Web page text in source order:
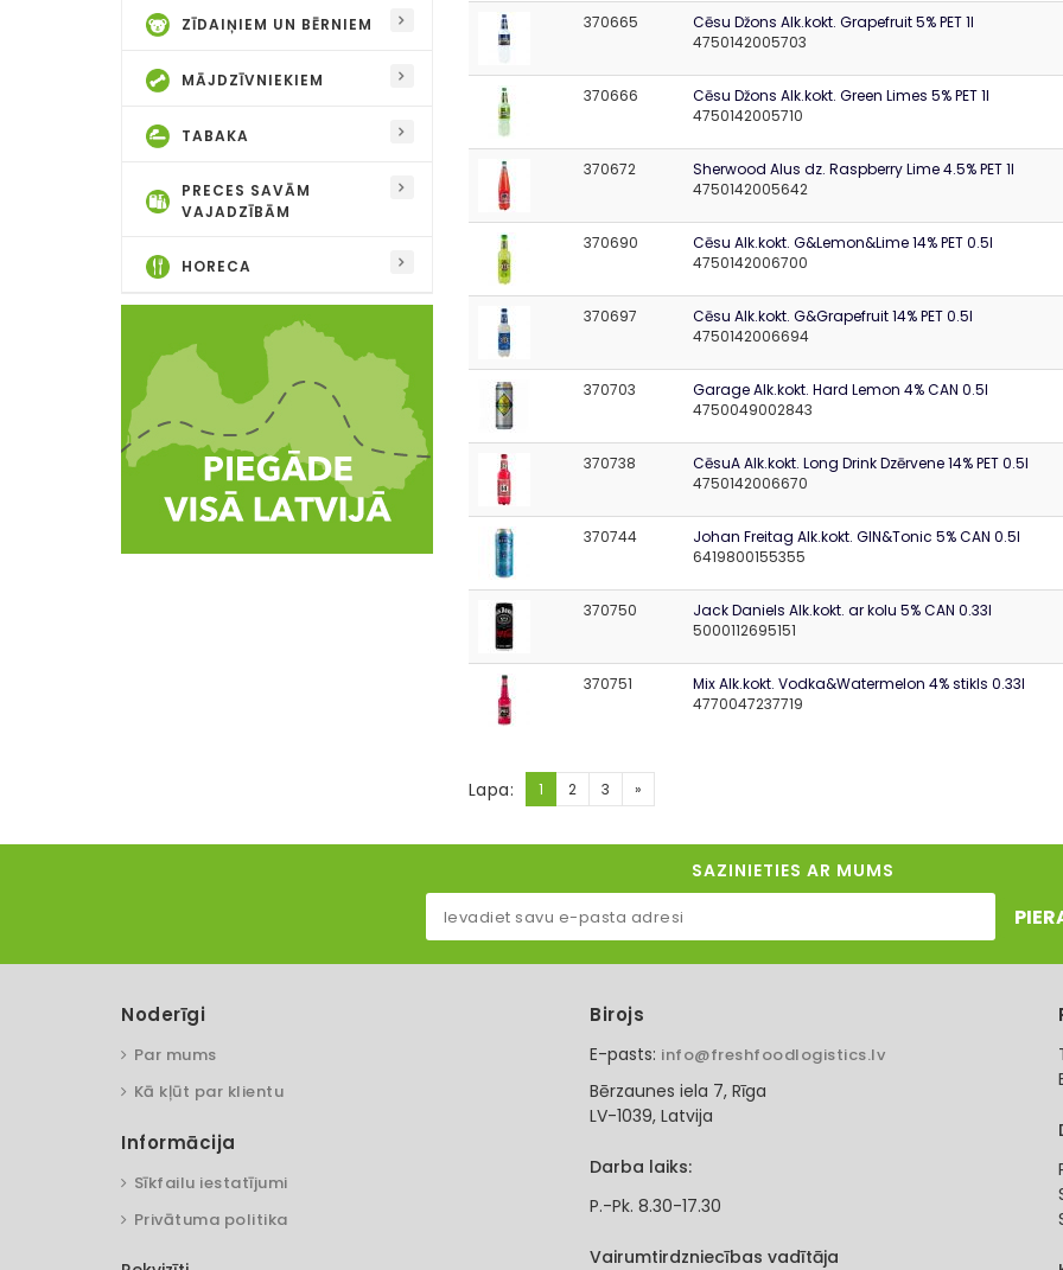
ZĪDAIŅIEM UN BĒRNIEM
MĀJDZĪVNIEKIEM
TABAKA
PRECES SAVĀM
VAJADZĪBĀM
HORECA
370665
Cēsu Džons Alk.kokt. Grapefruit 5% PET 1l
4750142005703
370666
Cēsu Džons Alk.kokt. Green Limes 5% PET 1l
4750142005710
370672
Sherwood Alus dz. Raspberry Lime 4.5% PET 1l
4750142005642
370690
Cēsu Alk.kokt. G&Lemon&Lime 14% PET 0.5l
4750142006700
370697
Cēsu Alk.kokt. G&Grapefruit 14% PET 0.5l
4750142006694
370703
Garage Alk.kokt. Hard Lemon 4% CAN 0.5l
4750049002843
370738
CēsuA Alk.kokt. Long Drink Dzērvene 14% PET 0.5l
4750142006670
370744
Johan Freitag Alk.kokt. GIN&Tonic 5% CAN 0.5l
6419800155355
370750
Jack Daniels Alk.kokt. ar kolu 5% CAN 0.33l
5000112695151
370751
Mix Alk.kokt. Vodka&Watermelon 4% stikls 0.33l
4770047237719
Lapa: 1 2 3 »
SAZINIETIES AR MUMS
Noderīgi
Par mums
Kā kļūt par klientu
Informācija
Sīkfailu iestatījumi
Privātuma politika
Birojs
E-pasts: info@freshfoodlogistics.lv
Bērzaunes iela 7, Rīga
LV-1039, Latvija
Darba laiks:
P.-Pk. 8.30-17.30
Vairumtirdzniecības vadītāja